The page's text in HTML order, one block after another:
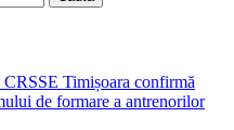
Timișoara confirmă
de formare a antrenorilor